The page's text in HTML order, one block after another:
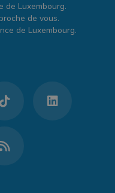
de Luxembourg.
de vous.
de Luxembourg.